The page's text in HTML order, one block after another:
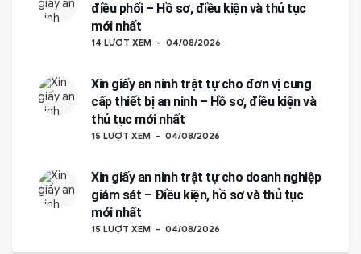
điều phối – Hồ sơ, điều kiện và thủ tục
mới nhất
14 LƯỢT XEM 04/08/2026
Xin giấy an ninh trật tự cho đơn vị cung
cấp thiết bị an ninh – Hồ sơ, điều kiện và
thủ tục mới nhất
15 LƯỢT XEM 04/08/2026
Xin giấy an ninh trật tự cho doanh nghiệp
giám sát – Điều kiện, hồ sơ và thủ tục
mới nhất
15 LƯỢT XEM 04/08/2026